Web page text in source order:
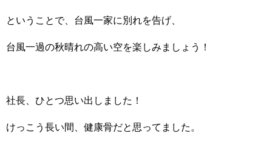
ということで、台風一家に別れを告げ、
台風一過の秋晴れの高い空を楽しみましょう！
社長、ひとつ思い出しました！
けっこう長い間、健康骨だと思ってました。